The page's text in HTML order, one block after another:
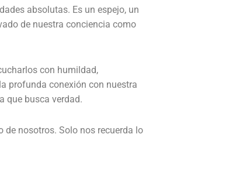
absolutas. Es un espejo, un
de nuestra conciencia como
con humildad,
profunda conexión con nuestra
que busca verdad.
de nosotros. Solo nos recuerda lo